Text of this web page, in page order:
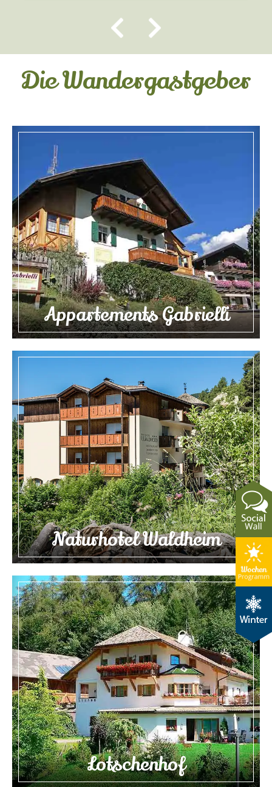
Die Wandergastgeber
Appartements Gabrielli
Naturhotel Waldheim
Lotschenhof